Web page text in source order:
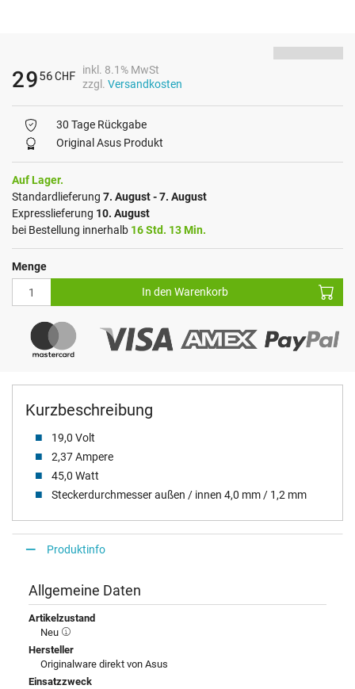
Kurzbeschreibung
19,0 Volt
2,37 Ampere
45,0 Watt
Steckerdurchmesser außen / innen 4,0 mm / 1,2 mm
2956CHF
inkl. 8.1% MwSt
zzgl. Versandkosten
30 Tage Rückgabe
Original Asus Produkt
Auf Lager.
Standardlieferung 7. August - 7. August
Expresslieferung 10. August
bei Bestellung innerhalb 16 Std. 13 Min.
Menge
In den Warenkorb
Produktinfo
Allgemeine Daten
Artikelzustand
Neu
Hersteller
Originalware direkt von Asus
Einsatzzweck